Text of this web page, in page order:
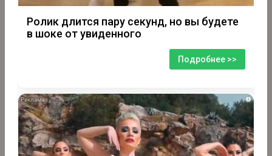
Ролик длится пару секунд, но вы будете
в шоке от увиденного
Подробнее >>
i